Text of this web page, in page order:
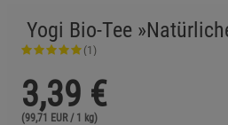
Yogi Bio-Tee
(1)
3,39 €
(99,71 EUR / 1 kg)